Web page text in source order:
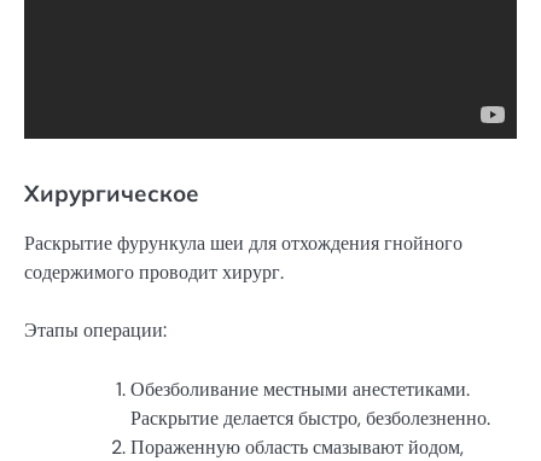
Хирургическое
Раскрытие фурункула шеи для отхождения гнойного
содержимого проводит хирург.
Этапы операции:
Обезболивание местными анестетиками.
Раскрытие делается быстро, безболезненно.
Пораженную область смазывают йодом,